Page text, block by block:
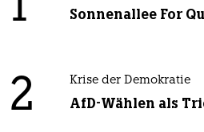
Sonnenallee For
2 Krise der Demokratie
AfD-Wählen als